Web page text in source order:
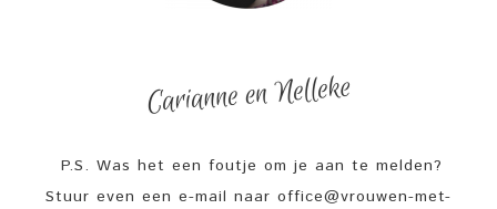
P.S. Was het een foutje om je aan te melden?
Stuur even een e-mail naar office@vrouwen-met-